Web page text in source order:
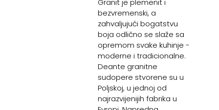
Granit je plemenit i
bezvremenski, a
zahvaljujući bogatstvu
boja odlično se slaže sa
opremom svake kuhinje -
moderne i tradicionalne.
Deante granitne
sudopere stvorene su u
Poljskoj, u jednoj od
najrazvijenijih fabrika u